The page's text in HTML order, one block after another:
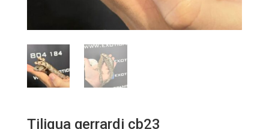
Tiliqua gerrardi cb23